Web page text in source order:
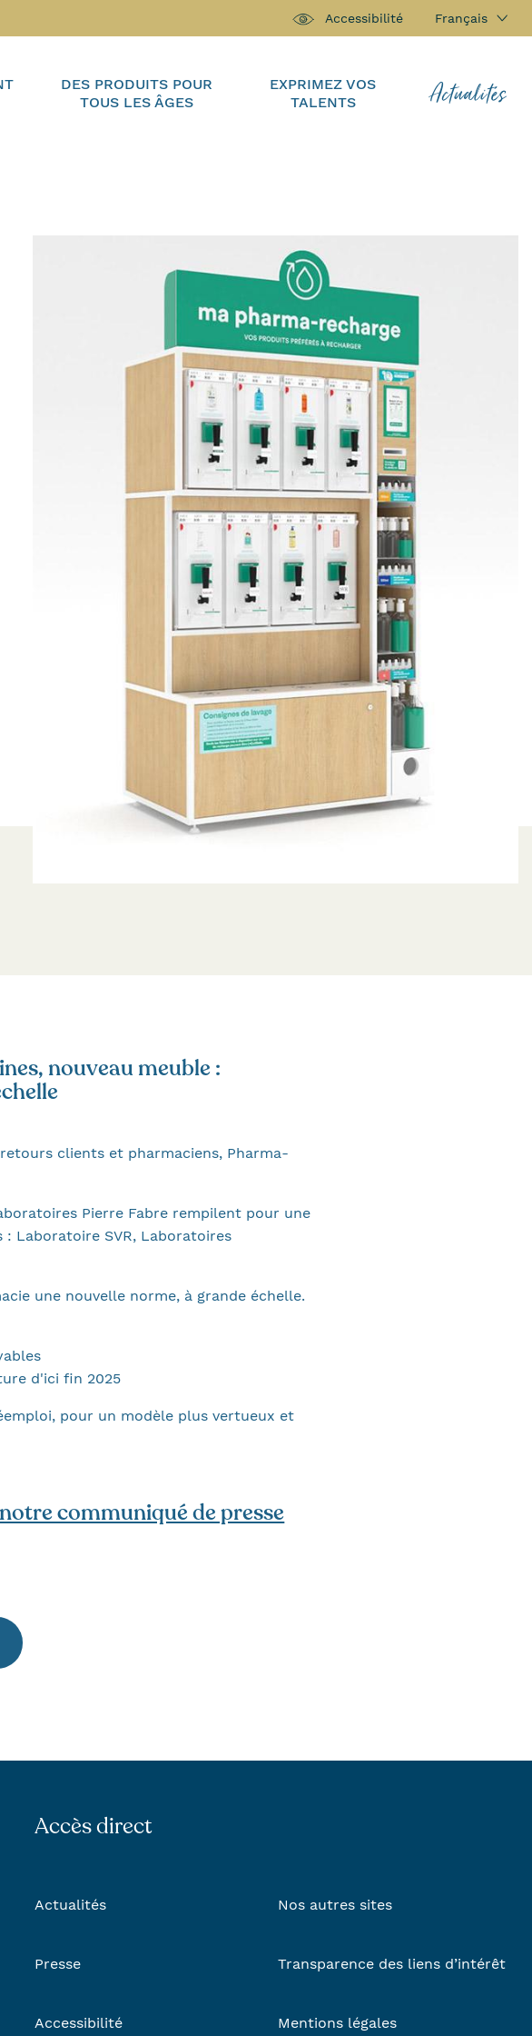
Accessibilité Français
DES PRODUITS POUR
TOUS LES ÂGES
EXPRIMEZ VOS
TALENTS
Actualités
nouveau meuble :
clients et pharmaciens, Pharma-
Pierre Fabre rempilent pour une
Laboratoire SVR, Laboratoires
une nouvelle norme, à grande échelle.
d'ici fin 2025
pour un modèle plus vertueux et
communiqué de presse
Accès direct
Actualités
Presse
Accessibilité
Nos autres sites
Transparence des liens d’intérêt
Mentions légales